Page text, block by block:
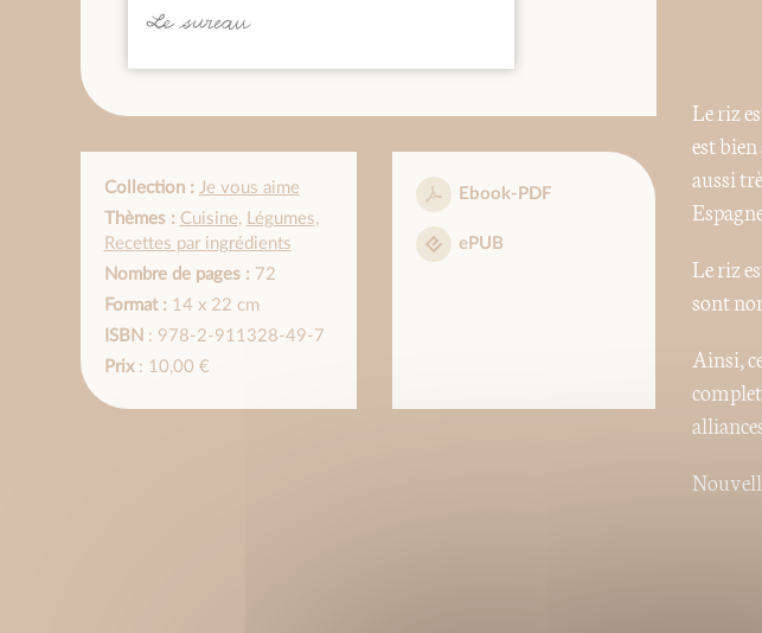
Collection : Je vous aime
Thèmes : Cuisine, Légumes,
Recettes par ingrédients
Nombre de pages :72
Format :14 x 22 cm
ISBN : 978-2-911328-49-7
Prix: 10,00 €
Ebook-PDF
ePUB
Le riz
est
aussi
Le riz
sont
Ainsi,